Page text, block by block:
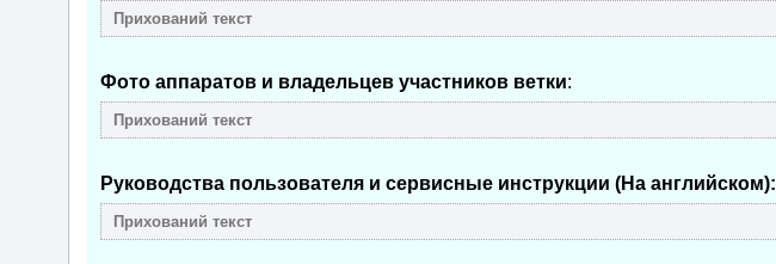
Фото аппаратов и владельцев участников ветки:
Руководства пользователя и сервисные инструкции (На английском):